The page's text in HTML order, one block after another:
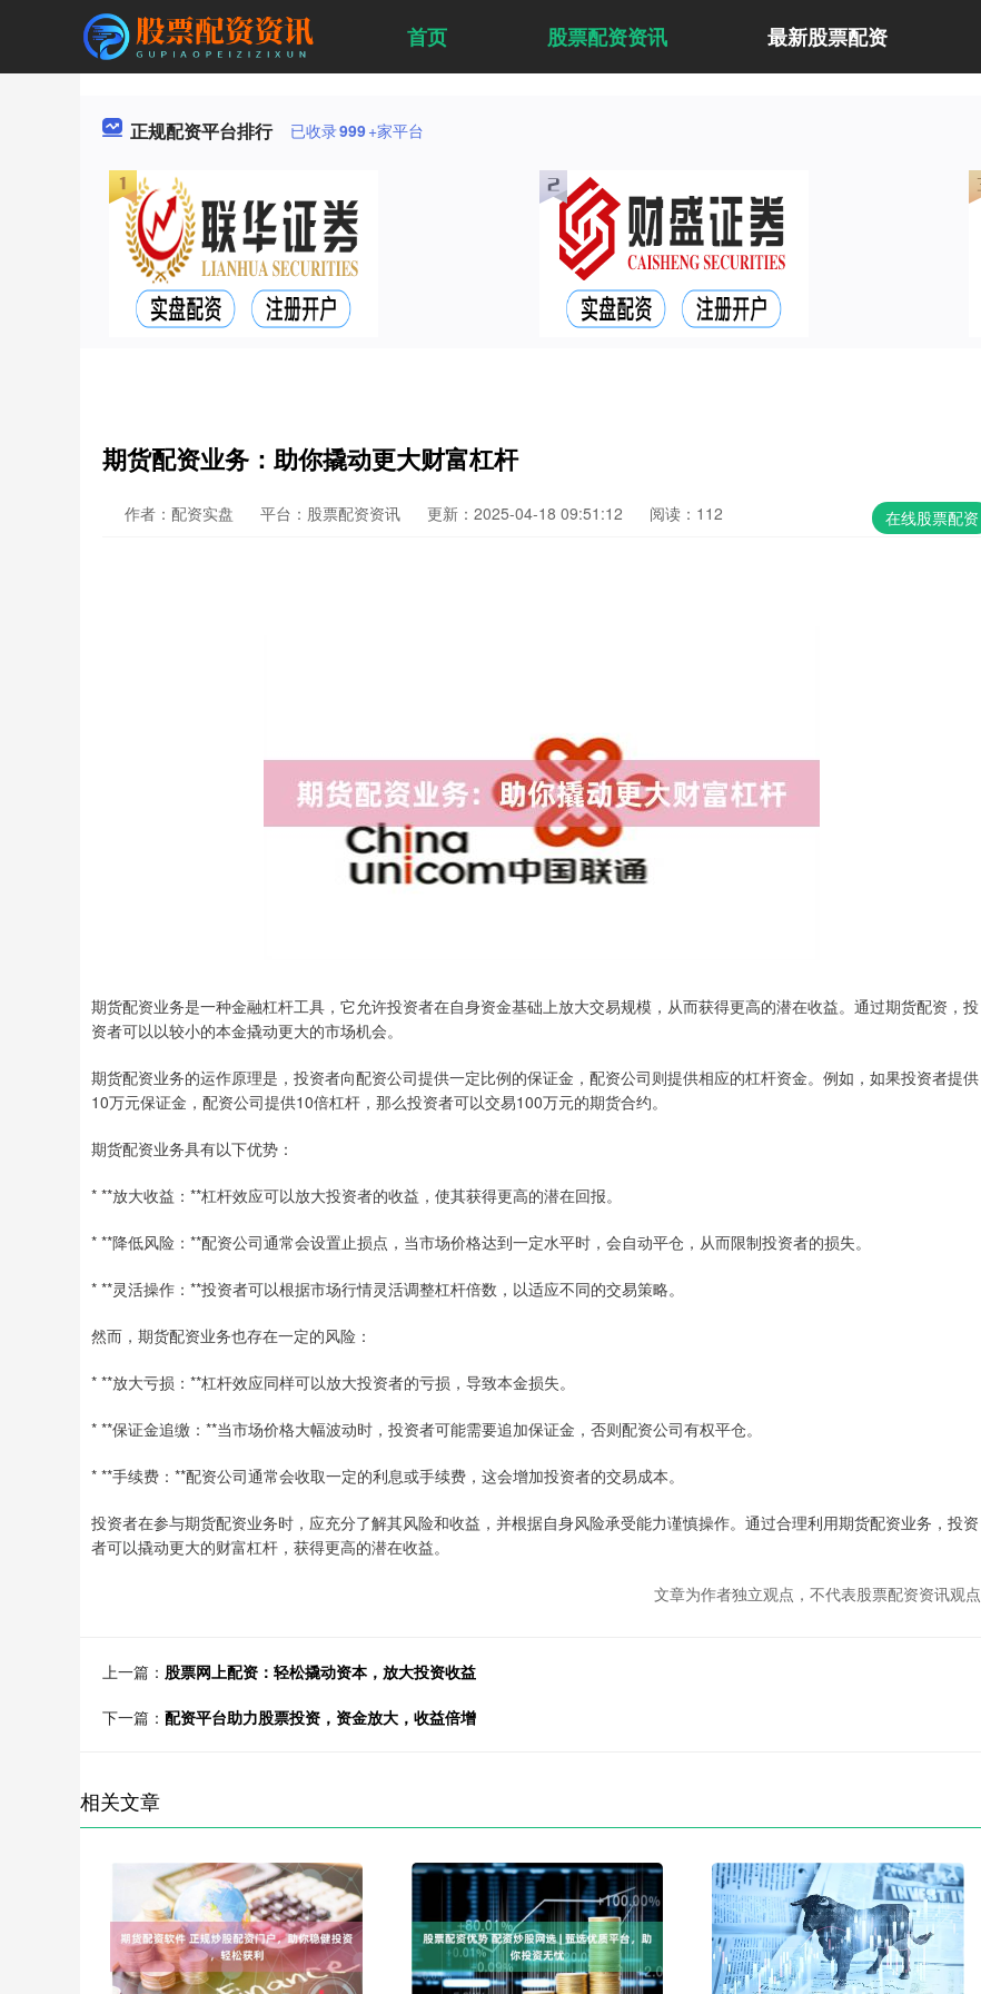
首页 股票配资资讯 最新股票配资
正规配资平台排行 已收录999+家平台
期货配资业务：助你撬动更大财富杠杆
在线股票配资
作者：配资实盘 平台：股票配资资讯 更新：2025-04-18 09:51:12 阅读：112
期货配资业务是一种金融杠杆工具，它允许投资者在自身资金基础上放大交易规模，从而获得更高的潜在收益。通过期货配资，投
资者可以以较小的本金撬动更大的市场机会。
期货配资业务的运作原理是，投资者向配资公司提供一定比例的保证金，配资公司则提供相应的杠杆资金。例如，如果投资者提供
10万元保证金，配资公司提供10倍杠杆，那么投资者可以交易100万元的期货合约。
期货配资业务具有以下优势：
* **放大收益：**杠杆效应可以放大投资者的收益，使其获得更高的潜在回报。
* **降低风险：**配资公司通常会设置止损点，当市场价格达到一定水平时，会自动平仓，从而限制投资者的损失。
* **灵活操作：**投资者可以根据市场行情灵活调整杠杆倍数，以适应不同的交易策略。
然而，期货配资业务也存在一定的风险：
* **放大亏损：**杠杆效应同样可以放大投资者的亏损，导致本金损失。
* **保证金追缴：**当市场价格大幅波动时，投资者可能需要追加保证金，否则配资公司有权平仓。
* **手续费：**配资公司通常会收取一定的利息或手续费，这会增加投资者的交易成本。
投资者在参与期货配资业务时，应充分了解其风险和收益，并根据自身风险承受能力谨慎操作。通过合理利用期货配资业务，投资
者可以撬动更大的财富杠杆，获得更高的潜在收益。
文章为作者独立观点，不代表股票配资资讯观点
上一篇： 股票网上配资：轻松撬动资本，放大投资收益
下一篇： 配资平台助力股票投资，资金放大，收益倍增
相关文章